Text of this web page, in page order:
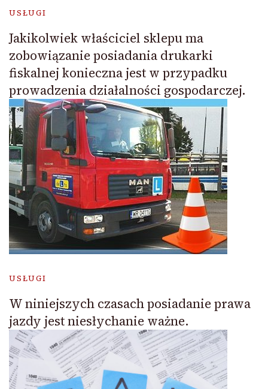
USŁUGI
Jakikolwiek właściciel sklepu ma
zobowiązanie posiadania drukarki
fiskalnej konieczna jest w przypadku
prowadzenia działalności gospodarczej.
USŁUGI
W niniejszych czasach posiadanie prawa
jazdy jest niesłychanie ważne.